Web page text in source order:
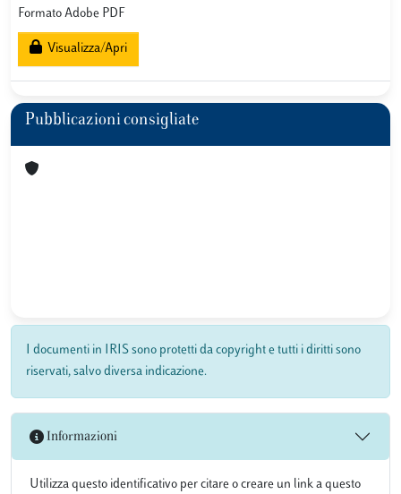
Formato Adobe PDF
Visualizza/Apri
Pubblicazioni consigliate
I documenti in IRIS sono protetti da copyright e tutti i diritti sono
riservati, salvo diversa indicazione.
Informazioni
Utilizza questo identificativo per citare o creare un link a questo